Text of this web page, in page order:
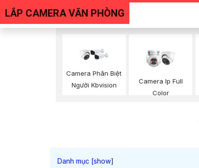
LẮP CAMERA VĂN PHÒNG
Camera Phân Biệt
Người Kbvision
Camera Ip Full
Color